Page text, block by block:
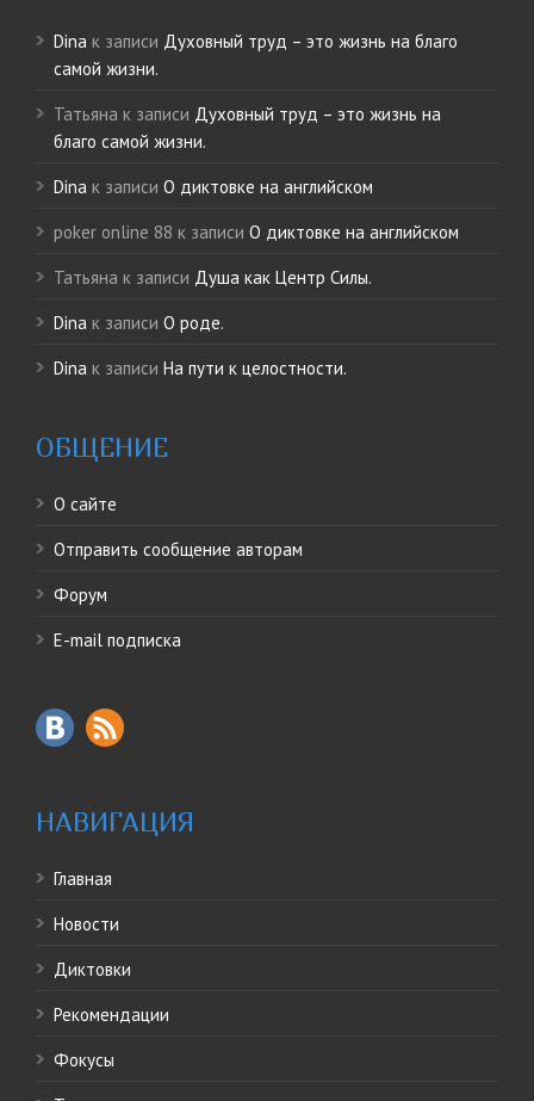
Dina к записи Духовный труд – это жизнь на благо
самой жизни.
Татьяна к записи Духовный труд – это жизнь на
благо самой жизни.
Dina к записи О диктовке на английском
poker online 88 к записи О диктовке на английском
Татьяна к записи Душа как Центр Силы.
Dina к записи О роде.
Dina к записи На пути к целостности.
ОБЩЕНИЕ
О сайте
Отправить сообщение авторам
Форум
E-mail подписка
НАВИГАЦИЯ
Главная
Новости
Диктовки
Рекомендации
Фокусы